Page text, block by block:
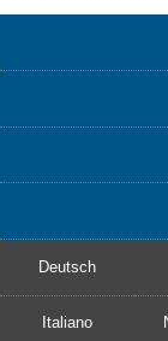
Deutsch
Italiano